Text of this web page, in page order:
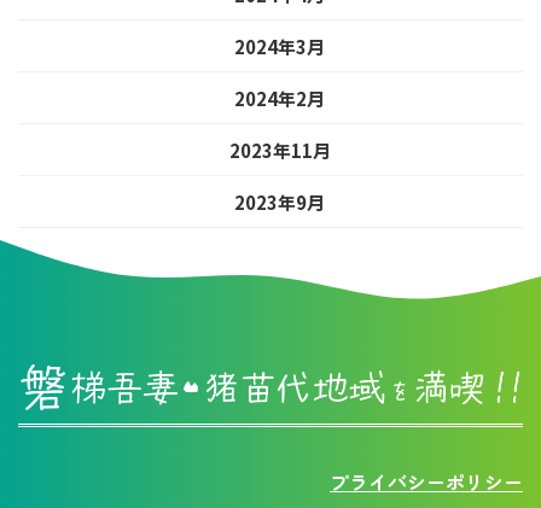
2024年3月
2024年2月
2023年11月
2023年9月
プライバシーポリシー